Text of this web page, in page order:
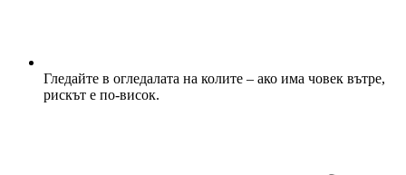
Гледайте в огледалата на колите – ако има човек вътре,
рискът е по-висок.